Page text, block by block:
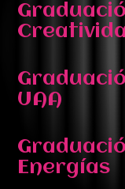
UAA
Energías